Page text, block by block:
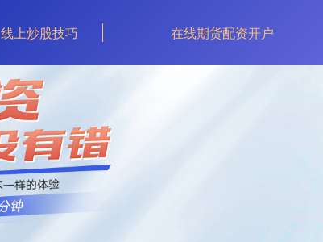
线上炒股技巧 在线期货配资开户